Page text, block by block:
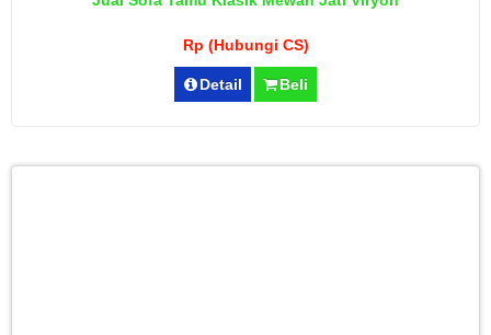
Rp (Hubungi CS)
Detail Beli